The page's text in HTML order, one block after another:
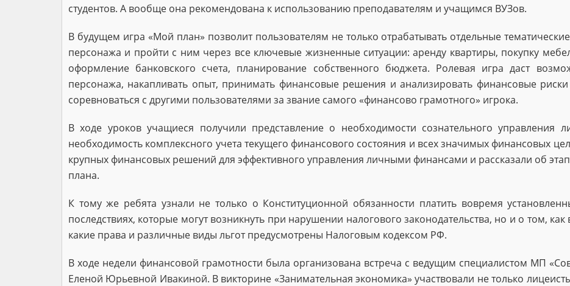
студентов. А вообще она рекомендована к использованию преподавателям и учащимся ВУЗов.
В будущем игра «Мой план» позволит пользователям не только отрабатывать отдельные
персонажа и пройти с ним через все ключевые жизненные ситуации: аренду квартиры, покупку
оформление банковского счета, планирование собственного бюджета. Ролевая игра даст
персонажа, накапливать опыт, принимать финансовые решения и анализировать финансовые
соревноваться с другими пользователями за звание самого «финансово грамотного» игрока.
В ходе уроков учащиеся получили представление о необходимости сознательного
необходимость комплексного учета текущего финансового состояния и всех значимых финансовых
крупных финансовых решений для эффективного управления личными финансами и рассказали об
плана.
К тому же ребята узнали не только о Конституционной обязанности платить вовремя
последствиях, которые могут возникнуть при нарушении налогового законодательства, но и о том,
какие права и различные виды льгот предусмотрены Налоговым кодексом РФ.
В ходе недели финансовой грамотности была организована встреча с ведущим специалистом МП
Еленой Юрьевной Ивакиной. В викторине «Занимательная экономика» участвовали не только